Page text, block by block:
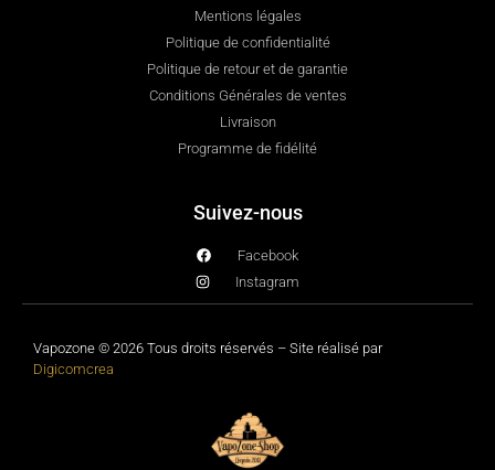
Mentions légales
Politique de confidentialité
Politique de retour et de garantie
Conditions Générales de ventes
Livraison
Programme de fidélité
Suivez-nous
Facebook
Instagram
Vapozone © 2026 Tous droits réservés – Site réalisé par
Digicomcrea